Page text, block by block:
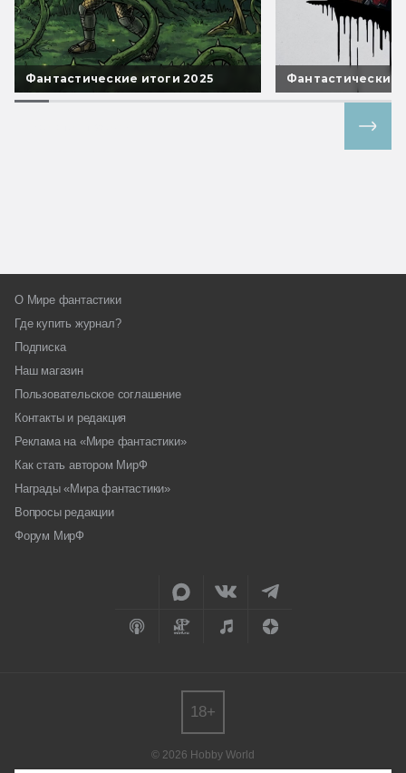
Фантастические итоги 2025 Фантастические
О Мире фантастики
Где купить журнал?
Подписка
Наш магазин
Пользовательское соглашение
Контакты и редакция
Реклама на «Мире фантастики»
Как стать автором МирФ
Награды «Мира фантастики»
Вопросы редакции
Форум МирФ
© 2026 Hobby World
18+